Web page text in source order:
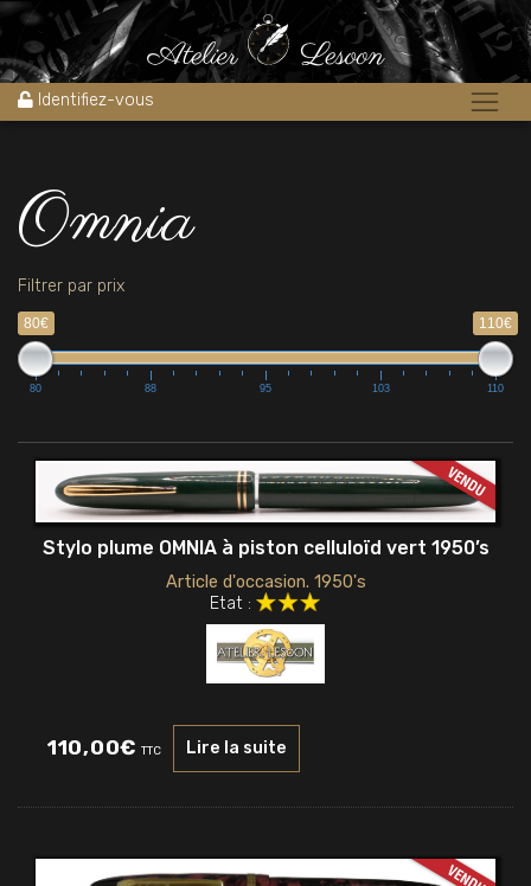
Identifiez-vous
Accueil Omnia
Omnia
Filtrer par prix
80€ 110€
80 88 95 103 110
Stylo plume OMNIA à piston celluloïd vert 1950’s
Article d'occasion. 1950's
Etat :
110,00€ TTC Lire la suite